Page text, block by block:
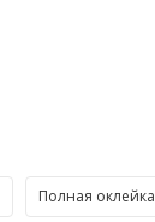
Полная оклейка